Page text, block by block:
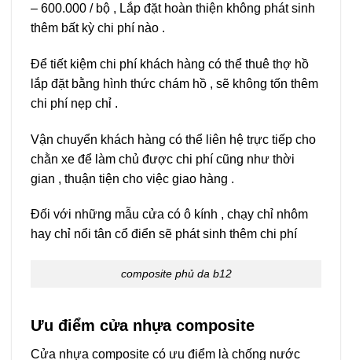
– 600.000 / bộ , Lắp đặt hoàn thiện không phát sinh
thêm bất kỳ chi phí nào .
Để tiết kiệm chi phí khách hàng có thể thuê thợ hồ
lắp đặt bằng hình thức chám hồ , sẽ không tốn thêm
chi phí nẹp chỉ .
Vận chuyển khách hàng có thể liên hệ trực tiếp cho
chằn xe để làm chủ được chi phí cũng như thời
gian , thuận tiện cho việc giao hàng .
Đối với những mẫu cửa có ô kính , chạy chỉ nhôm
hay chỉ nổi tân cổ điển sẽ phát sinh thêm chi phí
composite phủ da b12
Ưu điểm cửa nhựa composite
Cửa nhựa composite có ưu điểm là chống nước